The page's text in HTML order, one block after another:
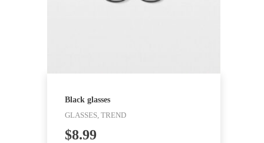
Black glasses
GLASSES, TREND
$8.99